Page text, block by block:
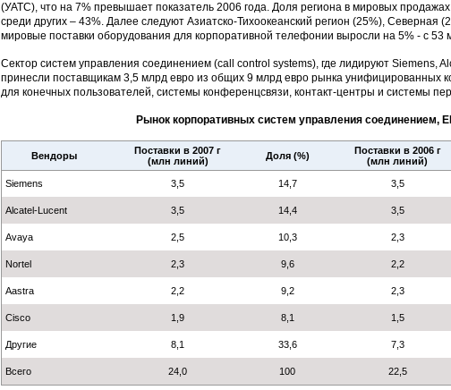
(УАТС), что на 7% превышает показатель 2006 года. Доля региона в мировых
среди других – 43%. Далее следуют Азиатско-Тихоокеанский регион (25%), Северная
мировые поставки оборудования для корпоративной телефонии выросли на 5% - с 53
Сектор систем управления соединением (call control systems), где лидируют Siemens,
принесли поставщикам 3,5 млрд евро из общих 9 млрд евро рынка унифицированных
для конечных пользователей, системы конференцсвязи, контакт-центры и системы
Рынок корпоративных систем управления соединением,
Вендоры
Поставки в 2007 г
(млн линий)
Доля (%)
Поставки в 2006 г
(млн линий)
Siemens 3,5 14,7 3,5
Alcatel-Lucent 3,5 14,4 3,5
Avaya 2,5 10,3 2,3
Nortel 2,3 9,6 2,2
Aastra 2,2 9,2 2,3
Cisco 1,9 8,1 1,5
Другие 8,1 33,6 7,3
Всего 24,0 100 22,5